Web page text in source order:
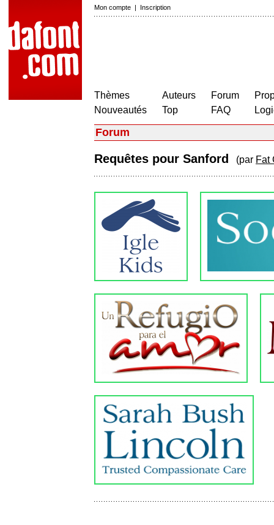
Mon compte | Inscription
Thèmes
Nouveautés
Auteurs
Top
Forum
FAQ
Forum
Requêtes pour Sanford (par Fat